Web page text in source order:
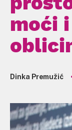
moći
Dinka Premužić